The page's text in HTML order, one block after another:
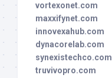
vortexonet.com
maxxifynet.com
innovexahub.com
dynacorelab.com
synexistechco.com
truvivopro.com